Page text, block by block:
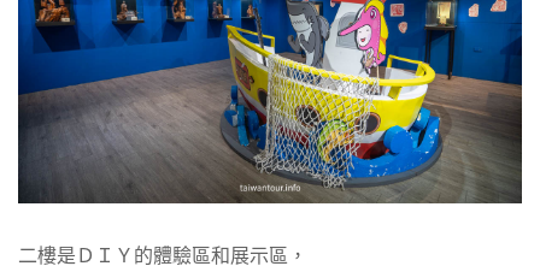
二樓是ＤＩＹ的體驗區和展示區，